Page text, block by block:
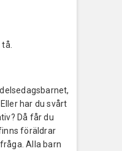
har du svårt
Då får du
föräldrar
Alla barn